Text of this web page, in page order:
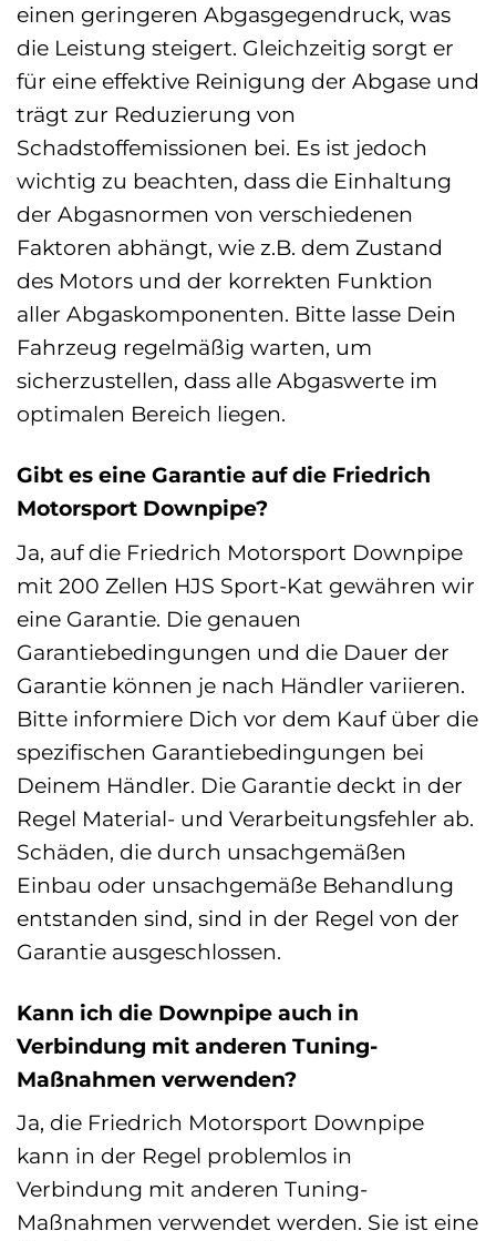
einen geringeren Abgasgegendruck, was
die Leistung steigert. Gleichzeitig sorgt er
für eine effektive Reinigung der Abgase und
trägt zur Reduzierung von
Schadstoffemissionen bei. Es ist jedoch
wichtig zu beachten, dass die Einhaltung
der Abgasnormen von verschiedenen
Faktoren abhängt, wie z.B. dem Zustand
des Motors und der korrekten Funktion
aller Abgaskomponenten. Bitte lasse Dein
Fahrzeug regelmäßig warten, um
sicherzustellen, dass alle Abgaswerte im
optimalen Bereich liegen.
Gibt es eine Garantie auf die Friedrich
Motorsport Downpipe?
Ja, auf die Friedrich Motorsport Downpipe
mit 200 Zellen HJS Sport-Kat gewähren wir
eine Garantie. Die genauen
Garantiebedingungen und die Dauer der
Garantie können je nach Händler variieren.
Bitte informiere Dich vor dem Kauf über die
spezifischen Garantiebedingungen bei
Deinem Händler. Die Garantie deckt in der
Regel Material- und Verarbeitungsfehler ab.
Schäden, die durch unsachgemäßen
Einbau oder unsachgemäße Behandlung
entstanden sind, sind in der Regel von der
Garantie ausgeschlossen.
Kann ich die Downpipe auch in
Verbindung mit anderen Tuning-
Maßnahmen verwenden?
Ja, die Friedrich Motorsport Downpipe
kann in der Regel problemlos in
Verbindung mit anderen Tuning-
Maßnahmen verwendet werden. Sie ist eine